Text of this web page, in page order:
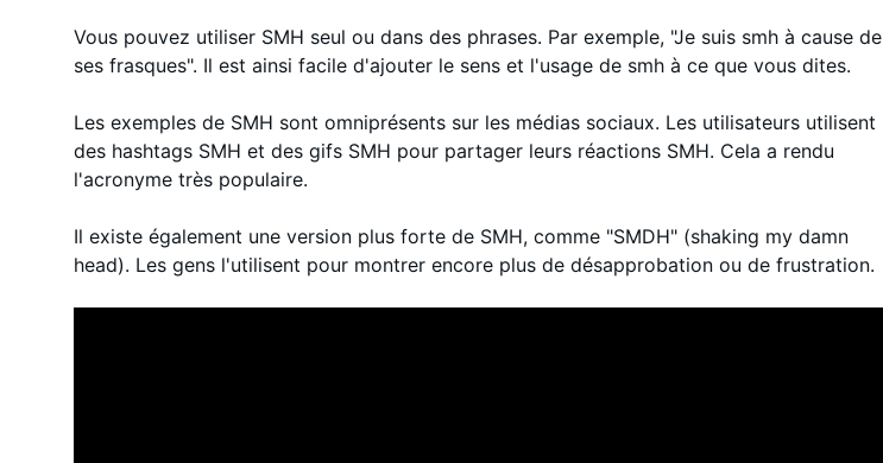
Vous pouvez utiliser SMH seul ou dans des phrases. Par exemple, "Je suis smh à cause de
ses frasques". Il est ainsi facile d'ajouter le sens et l'usage de smh à ce que vous dites.
Les exemples de SMH sont omniprésents sur les médias sociaux. Les utilisateurs utilisent
des hashtags SMH et des gifs SMH pour partager leurs réactions SMH. Cela a rendu
l'acronyme très populaire.
Il existe également une version plus forte de SMH, comme "SMDH" (shaking my damn
head). Les gens l'utilisent pour montrer encore plus de désapprobation ou de frustration.